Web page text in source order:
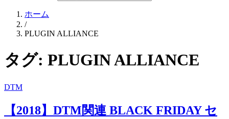
ホーム
/
PLUGIN ALLIANCE
タグ: PLUGIN ALLIANCE
DTM
【2018】DTM関連 BLACK FRIDAY セ